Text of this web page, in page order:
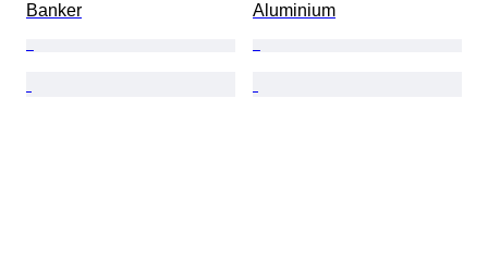
Banker
Aluminium